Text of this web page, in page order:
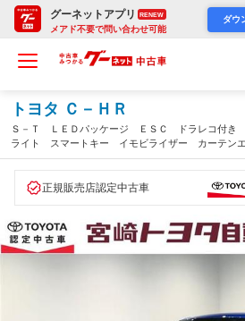
グーネットアプリ RENEW
メアド不要で問い合わせ可能
ダウ
トヨタ Ｃ－ＨＲ
Ｓ－Ｔ ＬＥＤパッケージ ＥＳＣ ドラレコ付き
ライト スマートキー イモビライザー カーテン
突軽減システム メモリナビ エアコン ミュージ
正規販売店認定中古車